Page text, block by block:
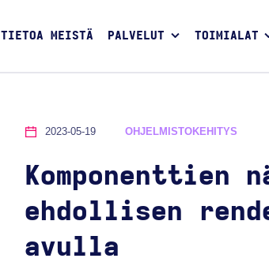
TIETOA MEISTÄ PALVELUT TOIMIALAT
2023-05-19 OHJELMISTOKEHITYS
Komponenttien
ehdollisen
avulla